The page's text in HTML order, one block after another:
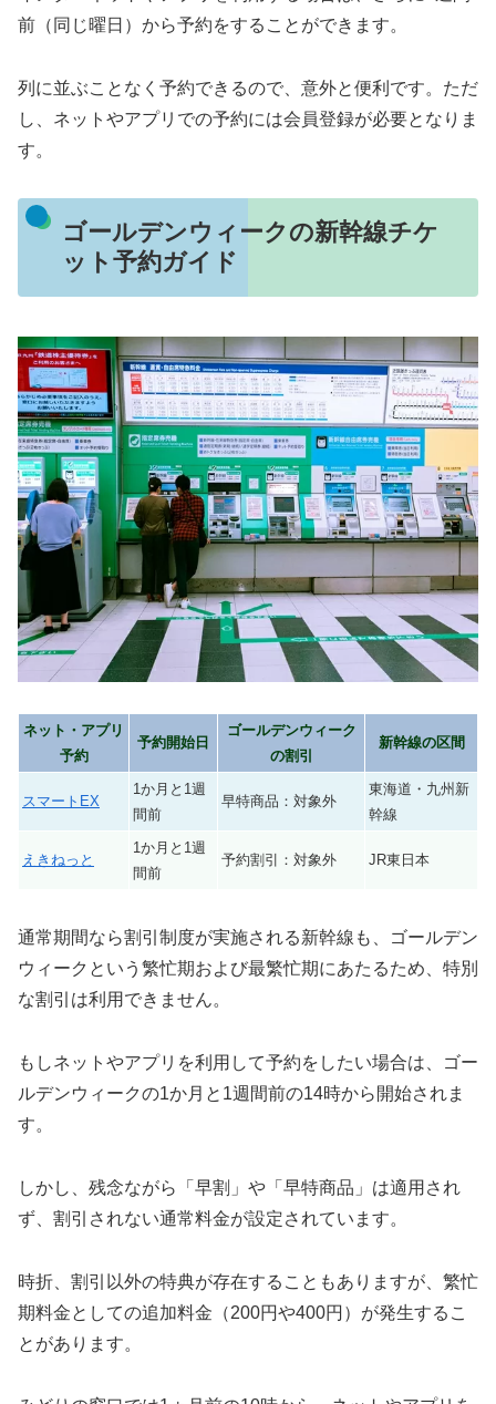
前（同じ曜日）から予約をすることができます。
列に並ぶことなく予約できるので、意外と便利です。ただ
し、ネットやアプリでの予約には会員登録が必要となりま
す。
ゴールデンウィークの新幹線チケ
ット予約ガイド
ネット・アプリ
予約
予約開始日
ゴールデンウィーク
の割引
新幹線の区間
スマートEX
1か月と1週
間前
早特商品：対象外
東海道・九州新
幹線
えきねっと
1か月と1週
間前
予約割引：対象外 JR東日本
通常期間なら割引制度が実施される新幹線も、ゴールデン
ウィークという繁忙期および最繁忙期にあたるため、特別
な割引は利用できません。
もしネットやアプリを利用して予約をしたい場合は、ゴー
ルデンウィークの1か月と1週間前の14時から開始されま
す。
しかし、残念ながら「早割」や「早特商品」は適用され
ず、割引されない通常料金が設定されています。
時折、割引以外の特典が存在することもありますが、繁忙
期料金としての追加料金（200円や400円）が発生するこ
とがあります。